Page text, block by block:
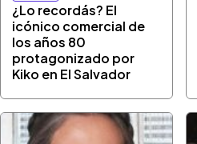
¿Lo recordás? El
icónico comercial de
los años 80
protagonizado por
Kiko en El Salvador